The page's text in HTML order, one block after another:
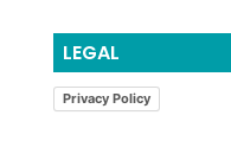
LEGAL
Privacy Policy